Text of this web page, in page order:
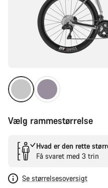
Vælg rammestørrelse
Hvad er den rette
Få svaret med 3 trin
Se størrelsesoversigt